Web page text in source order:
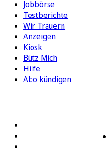
Jobbörse
Testberichte
Wir Trauern
Anzeigen
Kiosk
Bütz Mich
Hilfe
Abo kündigen